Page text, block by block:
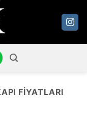
FIYATLARI